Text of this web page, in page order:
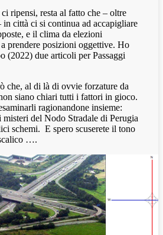
ripensi, resta al fatto che – oltre
città ci si continua ad accapigliare
e il clima da elezioni
prendere posizioni oggettive. Ho
(2022) due articoli per Passaggi
che, al di là di ovvie forzature da
siano chiari tutti i fattori in gioco.
ragionandone insieme:
misteri del Nodo Stradale di Perugia
schemi. E spero scuserete il tono
….